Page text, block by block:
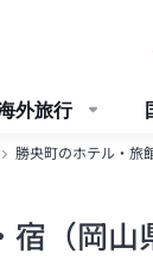
外旅行
勝央町のホテル・旅
宿（岡山